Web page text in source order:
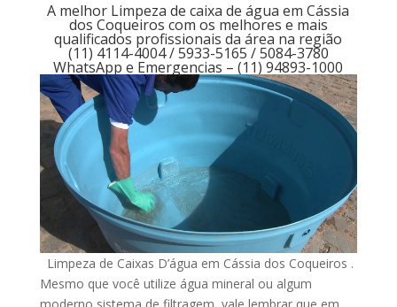
A melhor Limpeza de caixa de água em Cássia
dos Coqueiros com os melhores e mais
qualificados profissionais da área na região
(11) 4114-4004 / 5933-5165 / 5084-3780
WhatsApp e Emergencias – (11) 94893-1000
Limpeza de Caixas D’água em Cássia dos Coqueiros .
Mesmo que você utilize água mineral ou algum
moderno sistema de filtragem, vale lembrar que em